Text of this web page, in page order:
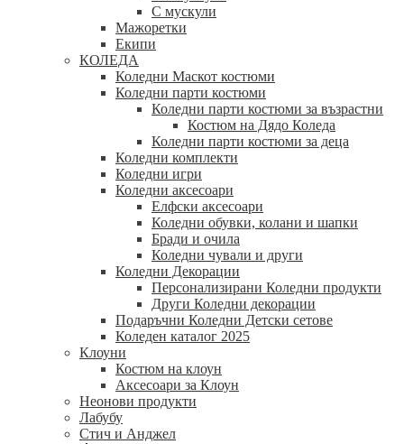
С мускули
Мажоретки
Екипи
КОЛЕДА
Коледни Маскот костюми
Коледни парти костюми
Коледни парти костюми за възрастни
Костюм на Дядо Коледа
Коледни парти костюми за деца
Коледни комплекти
Коледни игри
Коледни аксесоари
Елфски аксесоари
Коледни обувки, колани и шапки
Бради и очила
Коледни чували и други
Коледни Декорации
Персонализирани Коледни продукти
Други Коледни декорации
Подаръчни Коледни Детски сетове
Коледен каталог 2025
Клоуни
Костюм на клоун
Аксесоари за Клоун
Неонови продукти
Лабубу
Стич и Анджел